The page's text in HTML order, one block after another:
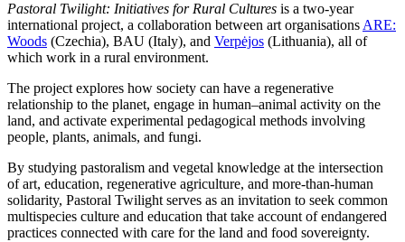
Pastoral Twilight: Initiatives for Rural Cultures is a two-year
international project, a collaboration between art organisations ARE:
Woods (Czechia), BAU (Italy), and Verpėjos (Lithuania), all of
which work in a rural environment.
The project explores how society can have a regenerative
relationship to the planet, engage in human–animal activity on the
land, and activate experimental pedagogical methods involving
people, plants, animals, and fungi.
By studying pastoralism and vegetal knowledge at the intersection
of art, education, regenerative agriculture, and more-than-human
solidarity, Pastoral Twilight serves as an invitation to seek common
multispecies culture and education that take account of endangered
practices connected with care for the land and food sovereignty.